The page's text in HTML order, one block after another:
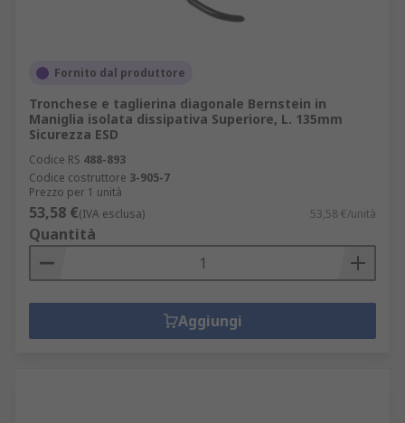
Fornito dal produttore
Tronchese e taglierina diagonale Bernstein in
Maniglia isolata dissipativa Superiore, L. 135mm
Sicurezza ESD
Codice RS 488-893
Codice costruttore 3-905-7
Prezzo per 1 unità
53,58 €(IVA esclusa) 53,58 €/unità
Quantità
Aggiungi